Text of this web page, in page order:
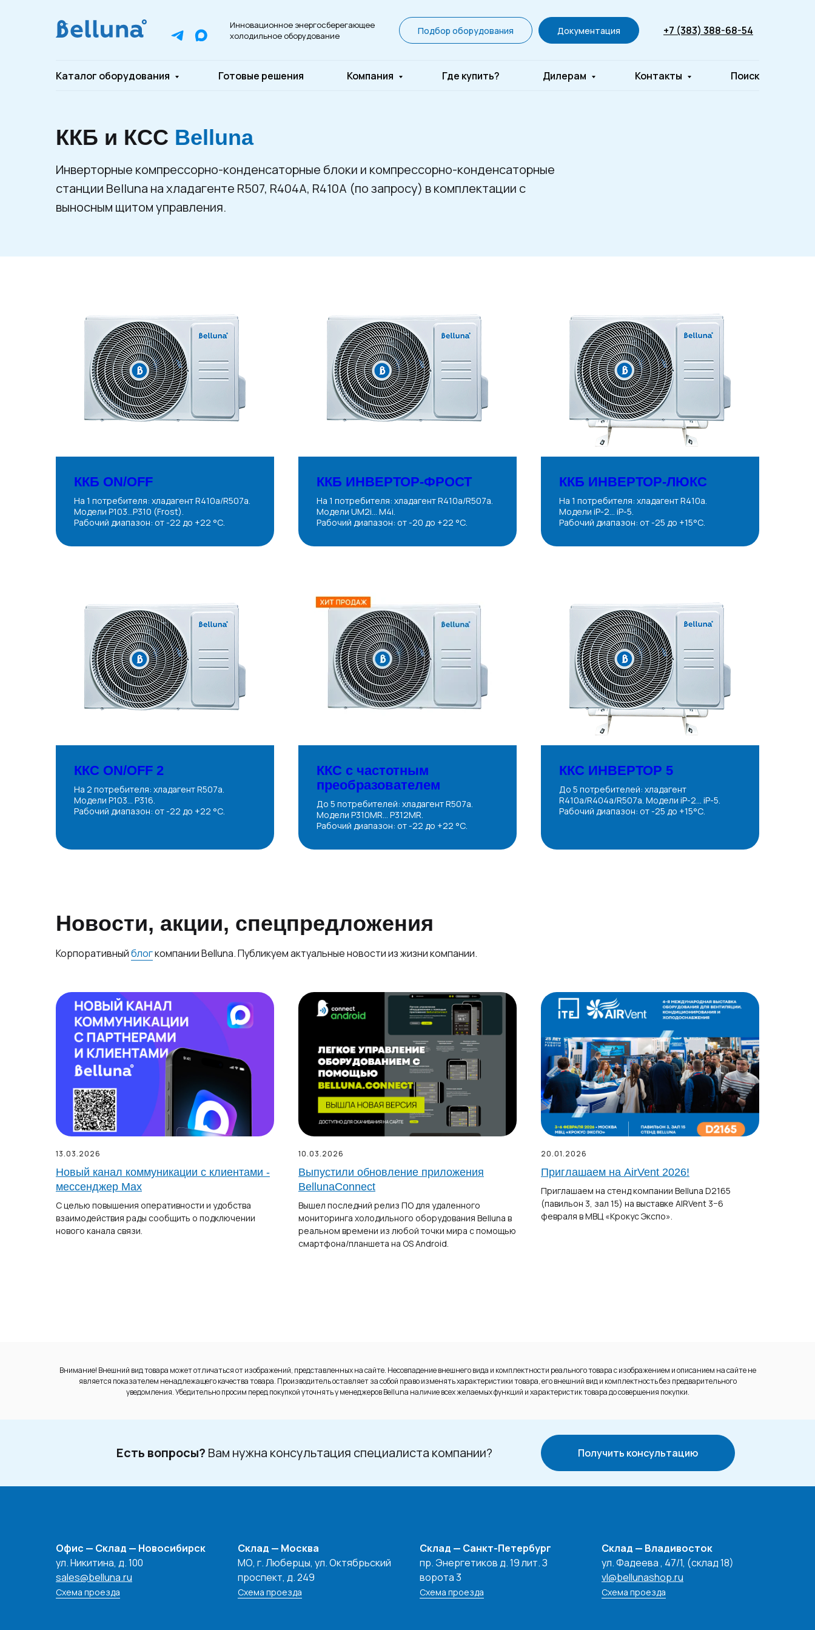
Инновационное энергосберегающее
холодильное оборудование
Подбор оборудования Документация +7 (383) 388-68-54
Каталог оборудования Готовые решения Компания Где купить? Дилерам Контакты Поиск
ККБ и КСС Belluna
Инверторные компрессорно-конденсаторные блоки и компрессорно-конденсаторные
станции Belluna на хладагенте R507, R404A, R410A (по запросу) в комплектации с
выносным щитом управления.
ККБ ON/OFF
На 1 потребителя: хладагент R410a/R507a.
Модели P103…P310 (Frost).
Рабочий диапазон: от -22 до +22 °С.
ККБ ИНВЕРТОР-ФРОСТ
На 1 потребителя: хладагент R410a/R507a.
Модели UM2i... M4i.
Рабочий диапазон: от -20 до +22 °С.
ККБ ИНВЕРТОР-ЛЮКС
На 1 потребителя: хладагент R410a.
Модели iP-2... iP-5.
Рабочий диапазон: от -25 до +15°С.
ККС ON/OFF 2
На 2 потребителя: хладагент R507a.
Модели P103... P316.
Рабочий диапазон: от -22 до +22 °С.
ККС с частотным
преобразователем
До 5 потребителей: хладагент R507a.
Модели P310MR... P312MR.
Рабочий диапазон: от -22 до +22 °С.
ККС ИНВЕРТОР 5
До 5 потребителей: хладагент
R410a/R404a/R507a. Модели iP-2... iP-5.
Рабочий диапазон: от -25 до +15°С.
Новости, акции, спецпредложения
Корпоративныйблогкомпании Belluna. Публикуем актуальные новости из жизни компании.
13.03.2026
Новый канал коммуникации с клиентами -
мессенджер Max
С целью повышения оперативности и удобства
взаимодействия рады сообщить о подключении
нового канала связи.
10.03.2026
Выпустили обновление приложения
BellunaConnect
Вышел последний релиз ПО для удаленного
мониторинга холодильного оборудования Belluna в
реальном времени из любой точки мира с помощью
смартфона/планшета на OS Android.
20.01.2026
Приглашаем на AirVent 2026!
Приглашаем на стенд компании Belluna D2165
(павильон 3, зал 15) на выставке AIRVent 3−6
февраля в МВЦ «Крокус Экспо».
Внимание! Внешний вид товара может отличаться от изображений, представленных на сайте. Несовпадение внешнего вида и комплектности реального товара с изображением и описанием на сайте не
является показателем ненадлежащего качества товара. Производитель оставляет за собой право изменять характеристики товара, его внешний вид и комплектность без предварительного
уведомления. Убедительно просим перед покупкой уточнять у менеджеров Belluna наличие всех желаемых функций и характеристик товара до совершения покупки.
Есть вопросы? Вам нужна консультация специалиста компании? Получить консультацию
Офис — Склад — Новосибирск
ул. Никитина, д. 100
sales@belluna.ru
Схема проезда
Склад — Москва
МО, г. Люберцы, ул. Октябрьский
проспект, д. 249
Схема проезда
Склад — Санкт-Петербург
пр. Энергетиков д. 19 лит. З
ворота 3
Схема проезда
Склад — Владивосток
ул. Фадеева , 47/1, (склад 18)
vl@bellunashop.ru
Схема проезда